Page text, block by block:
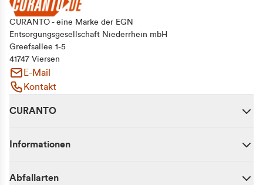
CURANTO - eine Marke der EGN
Entsorgungsgesellschaft Niederrhein mbH
Greefsallee 1-5
41747 Viersen
E-Mail
Kontakt
CURANTO
Informationen
Abfallarten